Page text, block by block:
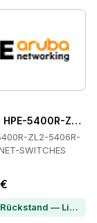
HPE-5400R-ZL2-
ZL2-5406R-
SWITCHES
Artikel im Rückstand — Lieferzeit per Chat erfragen